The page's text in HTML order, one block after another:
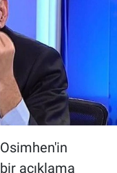
açıklama